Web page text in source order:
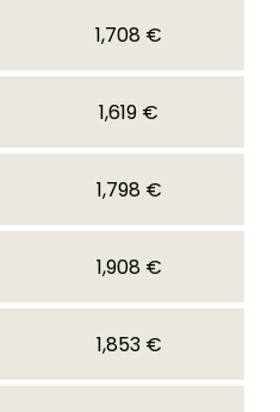
1,708 €
1,619 €
1,798 €
1,908 €
1,853 €